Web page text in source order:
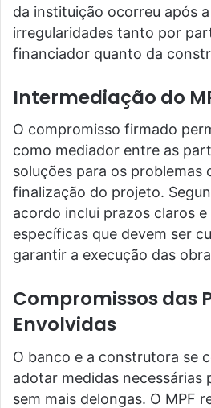
da instituição ocorreu após
irregularidades tanto por
financiador quanto da
Intermediação do
O compromisso firmado
como mediador entre as
soluções para os problemas
finalização do projeto.
acordo inclui prazos claros
específicas que devem ser
garantir a execução das
Compromissos das
Envolvidas
O banco e a construtora se
adotar medidas necessárias
sem mais delongas. O MPF